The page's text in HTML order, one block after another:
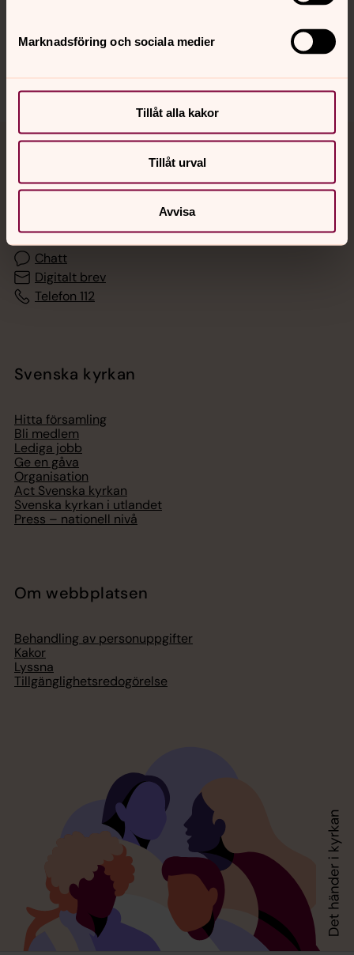
Marknadsföring och sociala medier
Tillåt alla kakor
Tillåt urval
Avvisa
Sociala kanaler
Jourhavande präst
Akut samtals- och krisstöd. Prata eller chatta anonymt
med en präst på kvällar och nätter.
Chatt
Digitalt brev
Telefon 112
Svenska kyrkan
Hitta församling
Bli medlem
Lediga jobb
Ge en gåva
Organisation
Act Svenska kyrkan
Svenska kyrkan i utlandet
Press – nationell nivå
Om webbplatsen
Behandling av personuppgifter
Kakor
Lyssna
Tillgänglighetsredogörelse